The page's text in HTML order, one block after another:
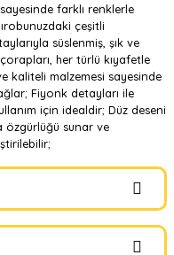
farklı renklerle
çeşitli
süslenmiş, şık ve
her türlü kıyafetle
kaliteli malzemesi sayesinde
Fiyonk detayları ile
için idealdir; Düz deseni
özgürlüğü sunar ve